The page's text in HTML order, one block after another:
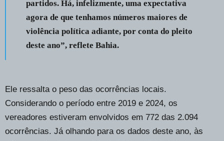
partidos. Há, infelizmente, uma expectativa
agora de que tenhamos números maiores de
violência política adiante, por conta do pleito
deste ano”, reflete Bahia.
Ele ressalta o peso das ocorrências locais.
Considerando o período entre 2019 e 2024, os
vereadores estiveram envolvidos em 772 das 2.094
ocorrências. Já olhando para os dados deste ano, às